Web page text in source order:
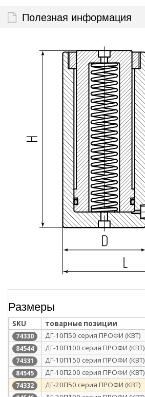
Полезная информация
Размеры
SKU товарные позиции
74330 ДГ-10П50 серия ПРОФИ (КВТ)
84544 ДГ-10П100 серия ПРОФИ (КВТ)
74331 ДГ-10П150 серия ПРОФИ (КВТ)
84545 ДГ-10П200 серия ПРОФИ (КВТ)
74332 ДГ-20П50 серия ПРОФИ (КВТ)